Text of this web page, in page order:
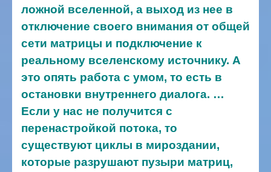
ложной вселенной, а выход из нее в
отключение своего внимания от общей
сети матрицы и подключение к
реальному вселенскому источнику. А
это опять работа с умом, то есть в
остановки внутреннего диалога. …
Если у нас не получится с
перенастройкой потока, то
существуют циклы в мироздании,
которые разрушают пузыри матриц,